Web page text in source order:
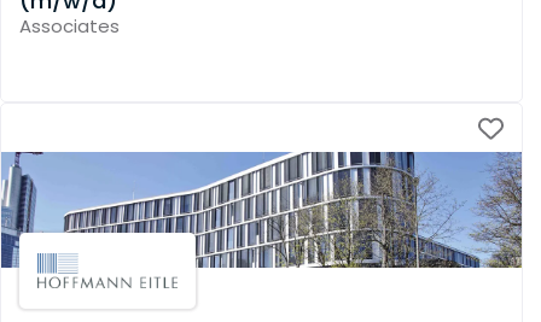
Associates